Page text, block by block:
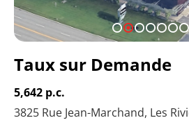
1 2 3 4 5 6 7
Taux sur Demande
5,642 p.c.
3825 Rue Jean-Marchand, Les